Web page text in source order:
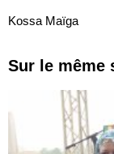
Kossa Maïga
Sur le même